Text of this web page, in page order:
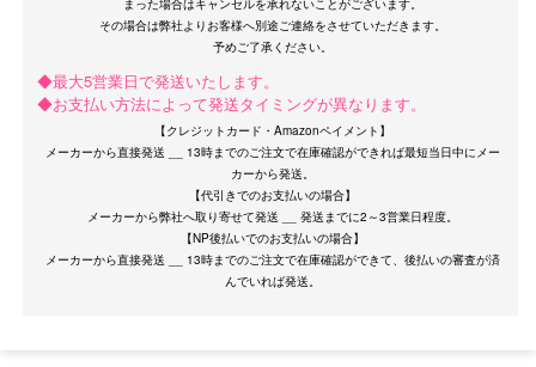
OriginalBrand
まった場合はキャンセルを承れないことがございます。
その場合は弊社よりお客様へ別途ご連絡をさせていただきます。
◆最大5営業日で発送いたします。
◆お支払い方法によって発送タイミングが異なります。
【クレジットカード・Amazonペイメント】
メーカーから直接発送 __ 13時までのご注文で在庫確認ができれば最短当日中にメー
カーから発送。
【代引きでのお支払いの場合】
メーカーから弊社へ取り寄せて発送 __ 発送までに2～3営業日程度。
【NP後払いでのお支払いの場合】
メーカーから直接発送 __ 13時までのご注文で在庫確認ができて、後払いの審査が済